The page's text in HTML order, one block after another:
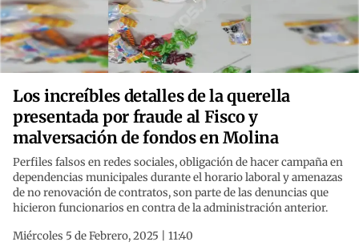
Los increíbles detalles de la querella
presentada por fraude al Fisco y
malversación de fondos en Molina
Perfiles falsos en redes sociales, obligación de hacer campaña en
dependencias municipales durante el horario laboral y amenazas
de no renovación de contratos, son parte de las denuncias que
hicieron funcionarios en contra de la administración anterior.
Miércoles 5 de Febrero, 2025 | 11:40